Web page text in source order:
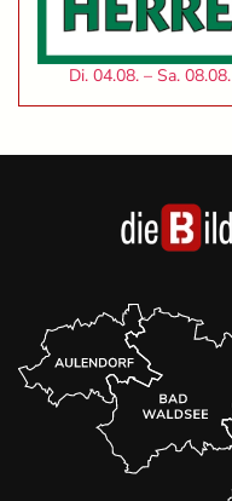
Di. 04.08. – Sa. 08.08.